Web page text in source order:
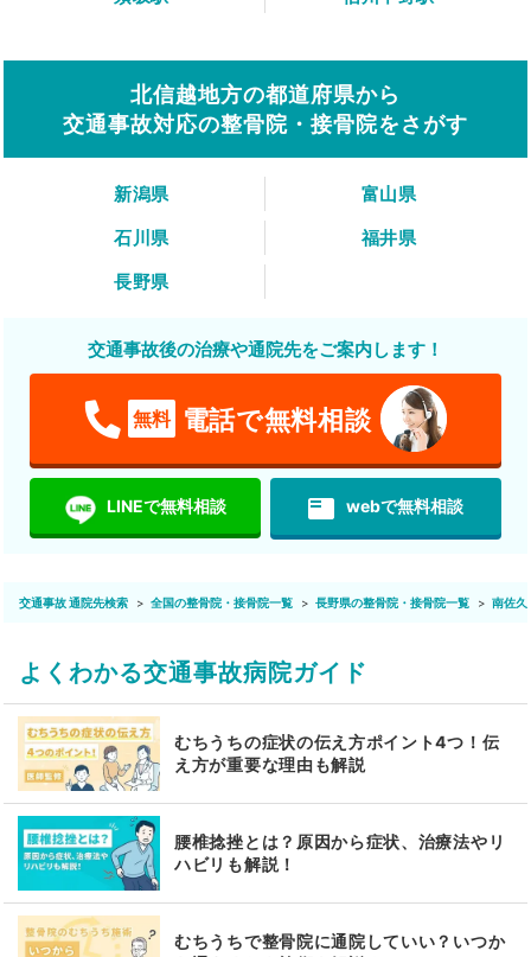
北信越地方の都道府県から
交通事故対応の整骨院・接骨院をさがす
新潟県
富山県
石川県
福井県
長野県
交通事故後の治療や通院先をご案内します！
無料 電話で無料相談
LINEで無料相談 featured_play_list webで無料相談
交通事故 通院先検索 全国の整骨院・接骨院一覧 長野県の整骨院・接骨院一覧 南佐久
よくわかる交通事故病院ガイド
むちうちの症状の伝え方ポイント4つ！伝
え方が重要な理由も解説
腰椎捻挫とは？原因から症状、治療法やリ
ハビリも解説！
むちうちで整骨院に通院していい？いつか